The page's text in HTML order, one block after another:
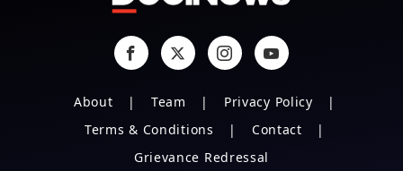
About Team
Privacy Policy
Terms & Conditions
Contact
Grievance Redressal